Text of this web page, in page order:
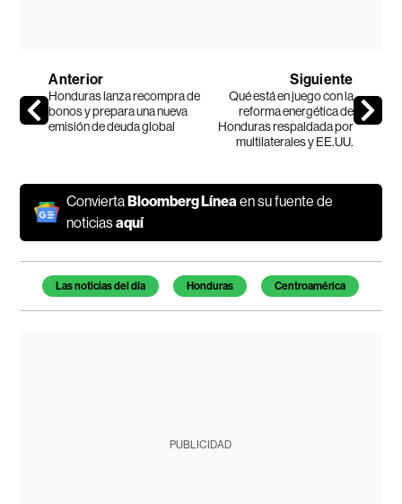
Anterior
Honduras lanza recompra de
bonos y prepara una nueva
emisión de deuda global
Siguiente
Qué está en juego con la
reforma energética de
Honduras respaldada por
multilaterales y EE.UU.
ConviertaBloomberg Línea en su fuente de
noticiasaquí
Temas de este artículo
Las noticias del día Honduras Centroamérica
PUBLICIDAD